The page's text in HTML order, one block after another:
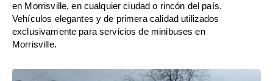
en Morrisville, en cualquier ciudad o rincón del país.
Vehículos elegantes y de primera calidad utilizados
exclusivamente para servicios de minibuses en
Morrisville.